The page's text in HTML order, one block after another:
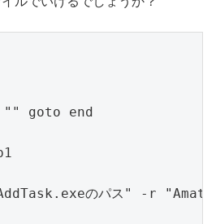
goto end
のパス" -r